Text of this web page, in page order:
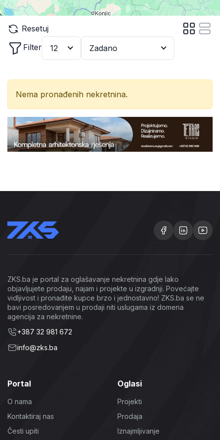
Resetuj
Filter
12 Zadano
Nema pronađenih nekretnina.
ZKS.ba je portal za oglašavanje nekretnina gdje lako
objavljujete prodaju, najam i projekte u izgradnji. Povećajte
vidljivost i pronađite kupce brzo i jednostavno! ZKS.ba se ne
bavi posredovanjem u prodaji niti uslugama iz domena
agencija za nekretnine.
+387 32 981 672
info@zks.ba
Portal
O nama
Kontaktiraj nas
Česti upiti
Oglasi
Projekti
Prodaja
Iznajmljivanje